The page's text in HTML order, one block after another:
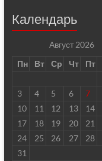
Календарь
Август 2026
Пн
Вт Ср Чт Пт
3
4 5 6 7
10
11 12 13 14
17
18 19 20 21
24
25 26 27 28
31